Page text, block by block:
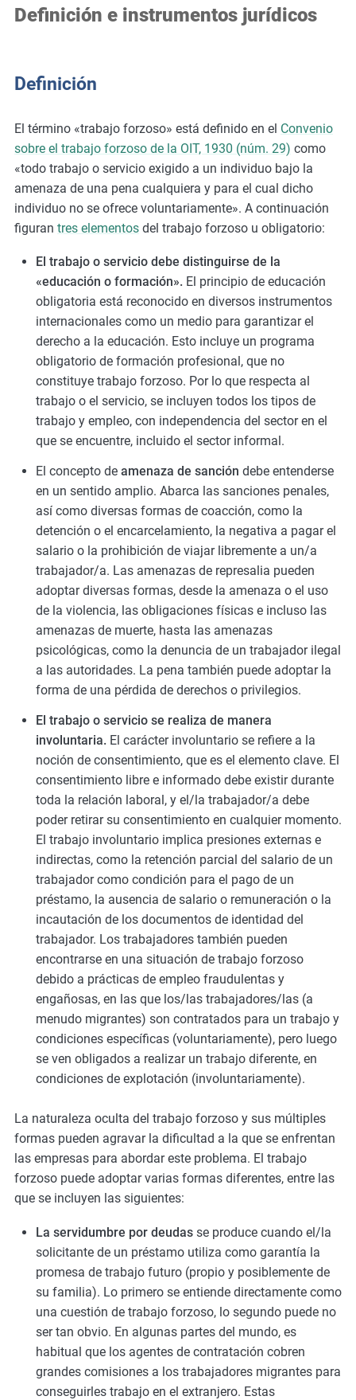
Definición e instrumentos jurídicos
Definición
El término «trabajo forzoso» está definido en el Convenio
sobre el trabajo forzoso de la OIT, 1930 (núm. 29) como
«todo trabajo o servicio exigido a un individuo bajo la
amenaza de una pena cualquiera y para el cual dicho
individuo no se ofrece voluntariamente». A continuación
figuran tres elementosdel trabajo forzoso u obligatorio:
El trabajo o servicio debe distinguirse de la
«educación o formación».El principio de educación
obligatoria está reconocido en diversos instrumentos
internacionales como un medio para garantizar el
derecho a la educación. Esto incluye un programa
obligatorio de formación profesional, que no
constituye trabajo forzoso. Por lo que respecta al
trabajo o el servicio, se incluyen todos los tipos de
trabajo y empleo, con independencia del sector en el
que se encuentre, incluido el sector informal.
El concepto de amenaza de sanción debe entenderse
en un sentido amplio. Abarca las sanciones penales,
así como diversas formas de coacción, como la
detención o el encarcelamiento, la negativa a pagar el
salario o la prohibición de viajar libremente a un/a
trabajador/a. Las amenazas de represalia pueden
adoptar diversas formas, desde la amenaza o el uso
de la violencia, las obligaciones físicas e incluso las
amenazas de muerte, hasta las amenazas
psicológicas, como la denuncia de un trabajador ilegal
a las autoridades. La pena también puede adoptar la
forma de una pérdida de derechos o privilegios.
El trabajo o servicio se realiza de manera
involuntaria.El carácter involuntario se refiere a la
noción de consentimiento, que es el elemento clave. El
consentimiento libre e informado debe existir durante
toda la relación laboral, y el/la trabajador/a debe
poder retirar su consentimiento en cualquier momento.
El trabajo involuntario implica presiones externas e
indirectas, como la retención parcial del salario de un
trabajador como condición para el pago de un
préstamo, la ausencia de salario o remuneración o la
incautación de los documentos de identidad del
trabajador. Los trabajadores también pueden
encontrarse en una situación de trabajo forzoso
debido a prácticas de empleo fraudulentas y
engañosas, en las que los/las trabajadores/las (a
menudo migrantes) son contratados para un trabajo y
condiciones específicas (voluntariamente), pero luego
se ven obligados a realizar un trabajo diferente, en
condiciones de explotación (involuntariamente).
La naturaleza oculta del trabajo forzoso y sus múltiples
formas pueden agravar la dificultad a la que se enfrentan
las empresas para abordar este problema. El trabajo
forzoso puede adoptar varias formas diferentes, entre las
que se incluyen las siguientes:
La servidumbre por deudas se produce cuando el/la
solicitante de un préstamo utiliza como garantía la
promesa de trabajo futuro (propio y posiblemente de
su familia). Lo primero se entiende directamente como
una cuestión de trabajo forzoso, lo segundo puede no
ser tan obvio. En algunas partes del mundo, es
habitual que los agentes de contratación cobren
grandes comisiones a los trabajadores migrantes para
conseguirles trabajo en el extranjero. Estas